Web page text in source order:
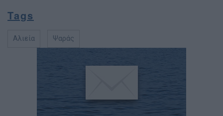
Tags
Αλιεία Ψαράς